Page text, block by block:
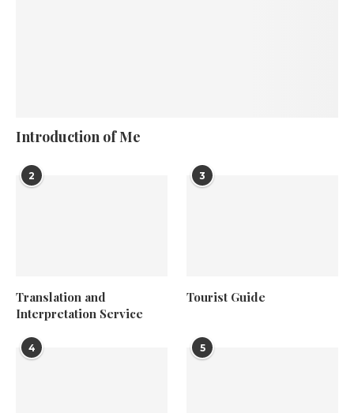
Introduction of Me
2
Translation and
Interpretation Service
3
Tourist Guide
4 5